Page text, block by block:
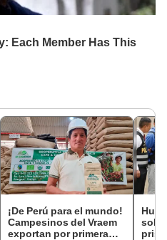
¡De Perú para el mundo!
Campesinos del Vraem
exportan por primera